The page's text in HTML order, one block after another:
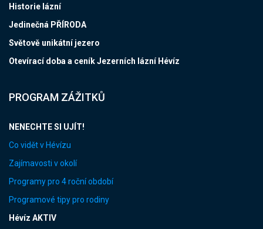
Historie lázní
Jedinečná PŘÍRODA
Světově unikátní jezero
Otevírací doba a ceník Jezerních lázní Hévíz
PROGRAM ZÁŽITKŮ
NENECHTE SI UJÍT!
Co vidět v Hévízu
Zajímavosti v okolí
Programy pro 4 roční období
Programové tipy pro rodiny
Hévíz AKTIV